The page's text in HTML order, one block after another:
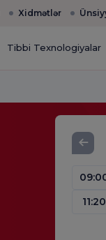
Xidmətlər
Tibbi Texnologiyalar
11:20